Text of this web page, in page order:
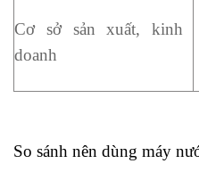
Cơ sở sản xuất, kinh
doanh
So sánh nên dùng máy